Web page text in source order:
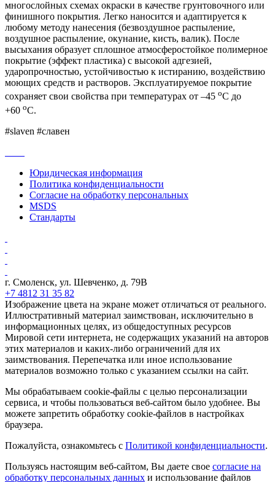
многослойных схемах окраски в качестве грунтовочного или
финишного покрытия. Легко наносится и адаптируется к
любому методу нанесения (безвоздушное распыление,
воздушное распыление, окунание, кисть, валик). После
высыхания образует сплошное атмосферостойкое полимерное
покрытие (эффект пластика) с высокой адгезией,
ударопрочностью, устойчивостью к истиранию, воздействию
моющих средств и растворов. Эксплуатируемое покрытие
сохраняет свои свойства при температурах от –45 oС до
+60 oС.
#slaven #славен
Юридическая информация
Политика конфиденциальности
Согласие на обработку персональных
MSDS
Стандарты
г. Смоленск, ул. Шевченко, д. 79В
+7 4812 31 35 82
Изображение цвета на экране может отличаться от реального.
Иллюстративный материал заимствован, исключительно в
информационных целях, из общедоступных ресурсов
Мировой сети интернета, не содержащих указаний на авторов
этих материалов и каких-либо ограничений для их
заимствования. Перепечатка или иное использование
материалов возможно только с указанием ссылки на сайт.
Мы обрабатываем cookie-файлы с целью персонализации
сервиса, и чтобы пользоваться веб-сайтом было удобнее. Вы
можете запретить обработку cookie-файлов в настройках
браузера.
Пожалуйста, ознакомьтесь с Политикой конфиденциальности.
Пользуясь настоящим веб-сайтом, Вы даете свое согласие на
обработку персональных данных и использование файлов